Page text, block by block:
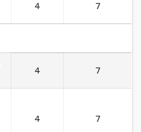
4 7
4 7
4 7